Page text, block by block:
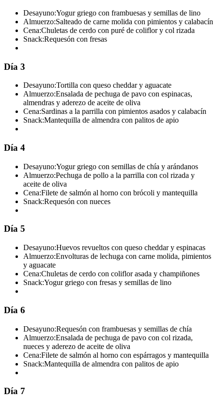
Desayuno:Yogur griego con frambuesas y semillas de lino
Almuerzo:Salteado de carne molida con pimientos y calabacín
Cena:Chuletas de cerdo con puré de coliflor y col rizada
Snack:Requesón con fresas
Día 3
Desayuno:Tortilla con queso cheddar y aguacate
Almuerzo:Ensalada de pechuga de pavo con espinacas,
almendras y aderezo de aceite de oliva
Cena:Sardinas a la parrilla con pimientos asados y calabacín
Snack:Mantequilla de almendra con palitos de apio
Día 4
Desayuno:Yogur griego con semillas de chía y arándanos
Almuerzo:Pechuga de pollo a la parrilla con col rizada y
aceite de oliva
Cena:Filete de salmón al horno con brócoli y mantequilla
Snack:Requesón con nueces
Día 5
Desayuno:Huevos revueltos con queso cheddar y espinacas
Almuerzo:Envolturas de lechuga con carne molida, pimientos
y aguacate
Cena:Chuletas de cerdo con coliflor asada y champiñones
Snack:Yogur griego con fresas y semillas de lino
Día 6
Desayuno:Requesón con frambuesas y semillas de chía
Almuerzo:Ensalada de pechuga de pavo con col rizada,
nueces y aderezo de aceite de oliva
Cena:Filete de salmón al horno con espárragos y mantequilla
Snack:Mantequilla de almendra con palitos de apio
Día 7